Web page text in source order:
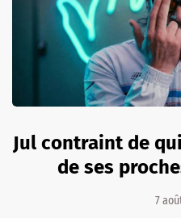
Jul contraint de
de ses
7